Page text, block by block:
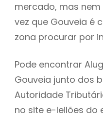
mercado, mas
vez que Gouveia é
zona procurar por
Pode encontrar
Gouveia junto dos
Autoridade
no site e-leilões do